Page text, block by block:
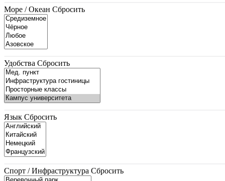
Море / Океан Сбросить
Удобства Сбросить
Язык Сбросить
Спорт / Инфраструктура Сбросить